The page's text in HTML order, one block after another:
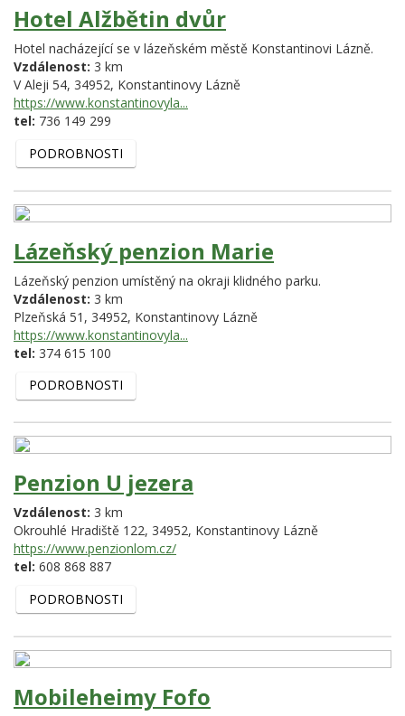
Hotel Alžbětin dvůr
Hotel nacházející se v lázeňském městě Konstantinovi Lázně.
Vzdálenost: 3 km
V Aleji 54, 34952, Konstantinovy Lázně
https://www.konstantinovyla...
tel: 736 149 299
PODROBNOSTI
Lázeňský penzion Marie
Lázeňský penzion umístěný na okraji klidného parku.
Vzdálenost: 3 km
Plzeňská 51, 34952, Konstantinovy Lázně
https://www.konstantinovyla...
tel: 374 615 100
PODROBNOSTI
Penzion U jezera
Vzdálenost: 3 km
Okrouhlé Hradiště 122, 34952, Konstantinovy Lázně
https://www.penzionlom.cz/
tel: 608 868 887
PODROBNOSTI
Mobileheimy Fofo